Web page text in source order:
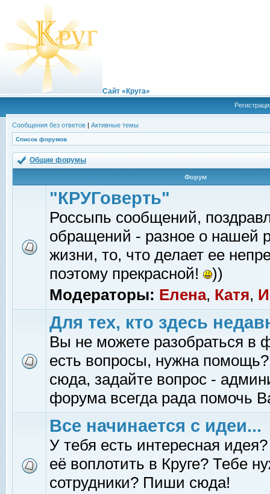
Сайт «Круга»
Сообщения без ответов | Активные темы
Список форумов
Общие форумы
Форум
"КРУГоверть"
Россыпь сообщений,
обращений - разное о нашей
жизни, то, что делает ее
поэтому прекрасной!
))
Модераторы: Елена, Катя,
Для тех, кто здесь
Вы не можете разобраться в
есть вопросы, нужна помощь?
сюда, задайте вопрос -
форума всегда рада помочь
Все начинается с идеи...
У тебя есть интересная
её воплотить в Круге? Тебе
сотрудники? Пиши сюда!